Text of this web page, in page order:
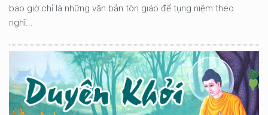
bao giờ chỉ là những văn bản tôn giáo để tụng niệm theo
nghĩ...